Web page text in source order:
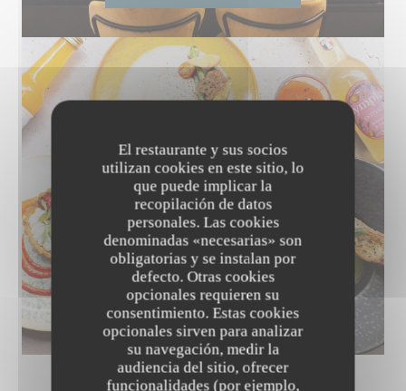
El restaurante y sus socios
utilizan cookies en este sitio, lo
que puede implicar la
recopilación de datos
personales. Las cookies
denominadas «necesarias» son
obligatorias y se instalan por
defecto. Otras cookies
opcionales requieren su
consentimiento. Estas cookies
opcionales sirven para analizar
su navegación, medir la
audiencia del sitio, ofrecer
funcionalidades (por ejemplo,
DESCUBRIR NUESTRA CARTA